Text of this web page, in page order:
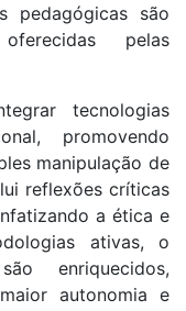
pedagógicas são
pelas
tecnologias
promovendo
manipulação de
reflexões críticas
a ética e
ativas, o
enriquecidos,
autonomia e